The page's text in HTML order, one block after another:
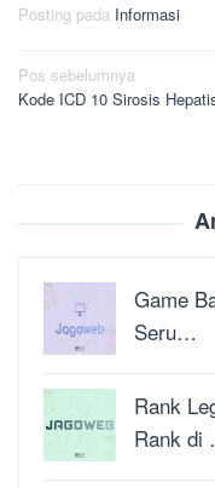
Posting pada Informasi
Navigasi
pos
Pos sebelumnya
Kode ICD 10 Sirosis
Game
Seru…
Rank
Rank di